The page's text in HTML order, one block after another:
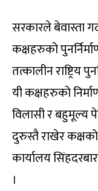
सरकारले बेवास्ता
कक्षहरुको
तत्कालीन राष्ट्रिय
यी कक्षहरुको
विलासी र बहुमूल्य
दुरुस्तै राखेर कक्षको
कार्यालय
।